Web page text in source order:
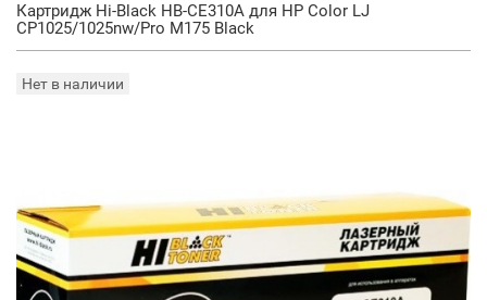
Картридж Hi-Black HB-CE310A для HP Color LJ
CP1025/1025nw/Pro M175 Black
Нет в наличии